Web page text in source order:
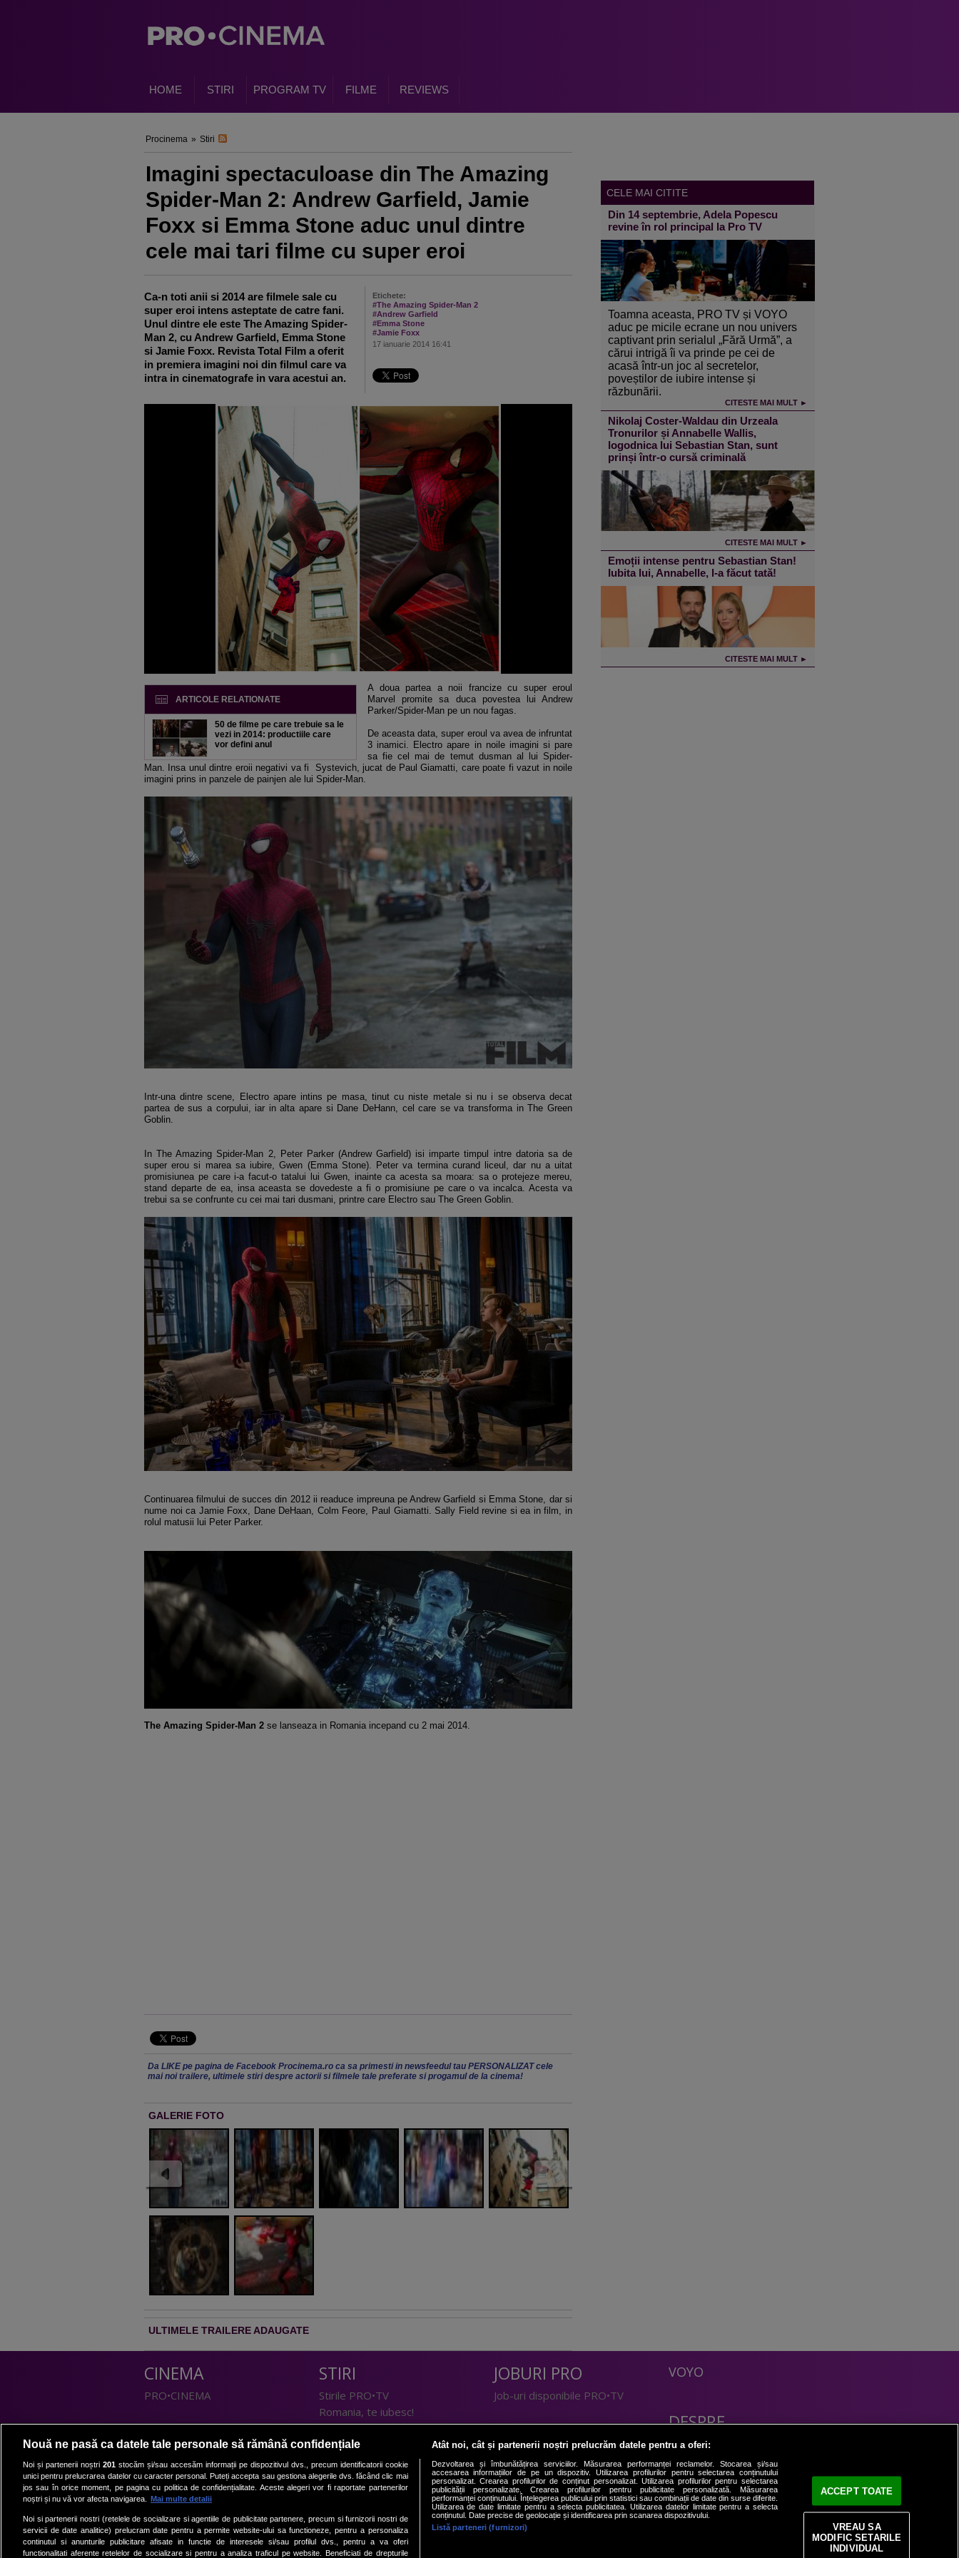
HOME STIRI PROGRAM TV FILME REVIEWS
Procinema » Stiri
Imagini spectaculoase din The Amazing
Spider-Man 2: Andrew Garfield, Jamie
Foxx si Emma Stone aduc unul dintre
cele mai tari filme cu super eroi
Etichete:
#The Amazing Spider-Man 2
#Andrew Garfield
#Emma Stone
#Jamie Foxx
17 ianuarie 2014 16:41
Ca-n toti anii si 2014 are filmele sale cu
super eroi intens asteptate de catre fani.
Unul dintre ele este The Amazing Spider-
Man 2, cu Andrew Garfield, Emma Stone
si Jamie Foxx. Revista Total Film a oferit
in premiera imagini noi din filmul care va
intra in cinematografe in vara acestui an.
ARTICOLE RELATIONATE
50 de filme pe care trebuie sa le
vezi in 2014: productiile care
vor defini anul
A doua partea a noii francize cu super eroul
Marvel promite sa duca povestea lui Andrew
Parker/Spider-Man pe un nou fagas.
De aceasta data, super eroul va avea de infruntat
3 inamici. Electro apare in noile imagini si pare
sa fie cel mai de temut dusman al lui Spider-
Man. Insa unul dintre eroii negativi va fi Systevich, jucat de Paul Giamatti, care poate fi vazut in noile
imagini prins in panzele de painjen ale lui Spider-Man.
Intr-una dintre scene, Electro apare intins pe masa, tinut cu niste metale si nu i se observa decat
partea de sus a corpului, iar in alta apare si Dane DeHann, cel care se va transforma in The Green
Goblin.
In The Amazing Spider-Man 2, Peter Parker (Andrew Garfield) isi imparte timpul intre datoria sa de
super erou si marea sa iubire, Gwen (Emma Stone). Peter va termina curand liceul, dar nu a uitat
promisiunea pe care i-a facut-o tatalui lui Gwen, inainte ca acesta sa moara: sa o protejeze mereu,
stand departe de ea, insa aceasta se dovedeste a fi o promisiune pe care o va incalca. Acesta va
trebui sa se confrunte cu cei mai tari dusmani, printre care Electro sau The Green Goblin.
Continuarea filmului de succes din 2012 ii readuce impreuna pe Andrew Garfield si Emma Stone, dar si
nume noi ca Jamie Foxx, Dane DeHaan, Colm Feore, Paul Giamatti. Sally Field revine si ea in film, in
rolul matusii lui Peter Parker.
The Amazing Spider-Man 2 se lanseaza in Romania incepand cu 2 mai 2014.
Da LIKE pe pagina de Facebook Procinema.ro ca sa primesti in newsfeedul tau PERSONALIZAT cele
mai noi trailere, ultimele stiri despre actorii si filmele tale preferate si progamul de la cinema!
GALERIE FOTO
ULTIMELE TRAILERE ADAUGATE
CELE MAI CITITE
Din 14 septembrie, Adela Popescu
revine în rol principal la Pro TV
Toamna aceasta, PRO TV și VOYO
aduc pe micile ecrane un nou univers
captivant prin serialul „Fără Urmă”, a
cărui intrigă îi va prinde pe cei de
acasă într-un joc al secretelor,
poveștilor de iubire intense și
răzbunării.
CITESTE MAI MULT ►
Nikolaj Coster-Waldau din Urzeala
Tronurilor și Annabelle Wallis,
logodnica lui Sebastian Stan, sunt
prinși într-o cursă criminală
CITESTE MAI MULT ►
Emoții intense pentru Sebastian Stan!
Iubita lui, Annabelle, l-a făcut tată!
CITESTE MAI MULT ►
CINEMA
PRO•CINEMA
DIVERTISMENT
PRO•TV
Romanii au talent
Vocea Romaniei
Las Fierbinti
La Maruta
Apropo TV
STIRI
Stirile PRO•TV
Romania, te iubesc!
TEHNOLOGIE
I Like IT
SPORT
Sport.ro
JOBURI PRO
Job-uri disponibile PRO•TV
LIFESTYLE
Doctor de Bine
Acasă
Acasă Gold
Perfecte
DeBarbati
VOYO
DESPRE
Politica Confidentialitate
Contact
Nouă ne pasă ca datele tale personale să rămână confidențiale
Noi și partenerii noștri 201stocăm și/sau accesăm informații pe dispozitivul dvs., precum identificatorii cookie
unici pentru prelucrarea datelor cu caracter personal. Puteți accepta sau gestiona alegerile dvs. făcând clic mai
jos sau în orice moment, pe pagina cu politica de confidențialitate. Aceste alegeri vor fi raportate partenerilor
noștri și nu vă vor afecta navigarea.
Mai multe detalii
Noi si partenerii nostri (retelele de socializare si agentiile de publicitate partenere, precum si furnizorii nostri de
servicii de date analitice) prelucram date pentru a permite website-ului sa functioneze, pentru a personaliza
continutul si anunturile publicitare afisate in functie de interesele si/sau profilul dvs., pentru a va oferi
functionalitati aferente retelelor de socializare si pentru a analiza traficul pe website. Beneficiati de drepturile
Atât noi, cât și partenerii noștri prelucrăm datele pentru a oferi:
Dezvoltarea și îmbunătățirea serviciilor. Măsurarea performanței reclamelor. Stocarea și/sau
accesarea informațiilor de pe un dispozitiv. Utilizarea profilurilor pentru selectarea conținutului
personalizat. Crearea profilurilor de conținut personalizat. Utilizarea profilurilor pentru selectarea
publicității personalizate. Crearea profilurilor pentru publicitate personalizată. Măsurarea
performanței conținutului. Înțelegerea publicului prin statistici sau combinații de date din surse diferite.
Utilizarea de date limitate pentru a selecta publicitatea. Utilizarea datelor limitate pentru a selecta
conținutul. Date precise de geolocație și identificarea prin scanarea dispozitivului.
Listă parteneri (furnizori)
ACCEPT TOATE
VREAU SA
MODIFIC SETARILE
INDIVIDUAL